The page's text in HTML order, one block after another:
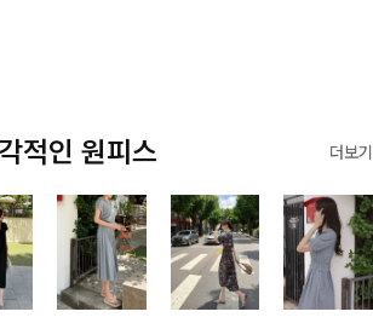
적인 원피스 더보기